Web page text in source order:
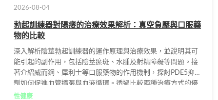
2026-08-04
勃起訓練器對陽痿的治療效果解析：真空負壓與口服藥
物的比較
深入解析陰莖勃起訓練器的運作原理與治療效果，並說明其可
能引起的副作用，包括陰莖瘀斑、水腫及射精障礙等問題。接
著介紹威而鋼、犀利士等口服藥物的作用機制，探討PDE5抑制
劑如何促進血管擴張與血液循環。透過比較兩種治療方式的優
劣，協助患者選擇更安全有效的陽痿治療方案。
性健康